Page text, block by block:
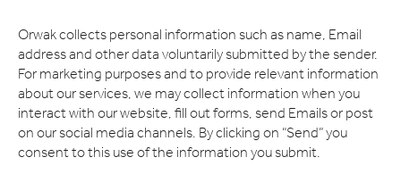
Orwak collects personal information such as name, Email
address and other data voluntarily submitted by the sender.
For marketing purposes and to provide relevant information
about our services, we may collect information when you
interact with our website, fill out forms, send Emails or post
on our social media channels. By clicking on “Send” you
consent to this use of the information you submit.